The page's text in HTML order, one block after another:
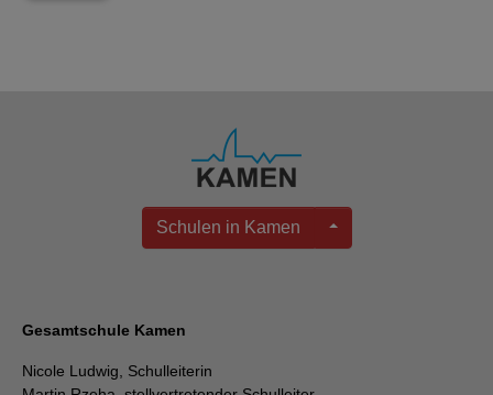
Schulen in Kamen
Gesamtschule Kamen
Nicole Ludwig, Schulleiterin